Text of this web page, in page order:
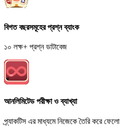
বিগত বছরসমূহের প্রশ্ন ব্যাংক
১০ লক্ষ+ প্রশ্ন ডাটাবেজ
আনলিমিটেড পরীক্ষা ও ব্যাখ্যা
প্র্যাকটিস এর মাধ্যমে নিজেকে তৈরি করে ফেলো